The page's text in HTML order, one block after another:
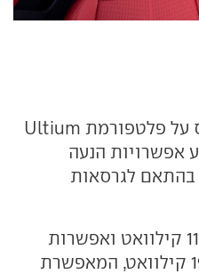
שברולט בלייזר EV מבוסס על פלטפורמת Ultium
אפשרויות הנעה
בהתאם לגרסאות
לבלייזר EV מטען פנימי 11.5 קילוואט ואפשרות
לטעינה מהירה בעמדת 190 קילוואט, המאפשרת